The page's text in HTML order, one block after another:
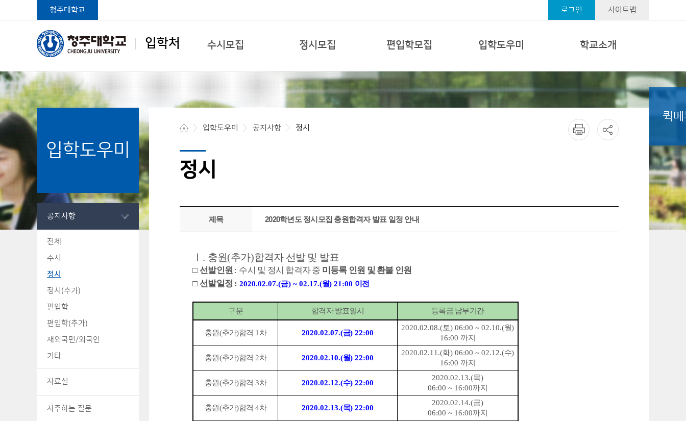
입학처
청주대학교 로그인 사이트맵
학생중심 글로벌대학
청주대학교 입학처
수시모집 정시모집 편입학모집 입학도우미 학교소개
입학도우미
공지사항
전체
수시
정시
정시(추가)
편입학
편입학(추가)
재외국민/외국인
기타
자료실
자주하는 질문
입학도우미 공지사항 정시
정시
제목 2020학년도 정시모집 충원합격자 발표 일정 안내
Ⅰ . 충원(추가)합격자 선발 및 발표
□선발인원 : 수시 및 정시 합격자 중 미등록 인원 및 환불 인원
□선발일정 :2020.02.07.(금) ~ 02.17.(월) 21:00 이전
구분 합격자 발표일시 등록금 납부기간
충원(추가)합격 1 차 2020.02.07.(금) 22:00
2020.02.08.(토) 06:00 ~ 02.10.(월)
16:00 까지
충원(추가)합격 2차 2020.02.10.(월) 22:00
2020.02.11.(화) 06:00 ~ 02.12.(수)
16:00 까지
충원(추가)합격 3차 2020.02.12.(수) 22:00
2020.02.13.(목)
06:00 ~ 16:00까지
충원(추가)합격 4차 2020.02.13.(목) 22:00
2020.02.14.(금)
06:00 ~ 16:00까지
퀵